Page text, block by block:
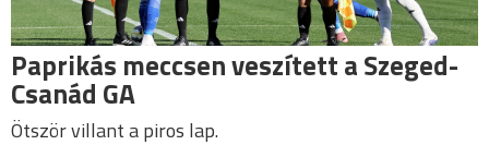
Paprikás meccsen veszített a Szeged-
Csanád GA
Ötször villant a piros lap.